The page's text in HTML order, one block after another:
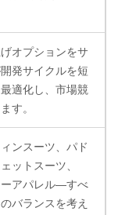
オプションをサ
発サイクルを短
適化し、市場競
す。
ンスーツ、パド
ットスーツ、
ーアパレル—すべ
バランスを考え